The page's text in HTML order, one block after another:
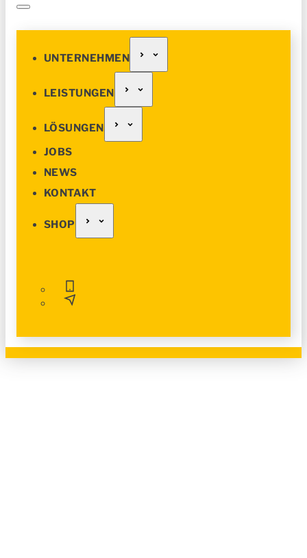
UNTERNEHMEN
LEISTUNGEN
LÖSUNGEN
JOBS
NEWS
KONTAKT
SHOP